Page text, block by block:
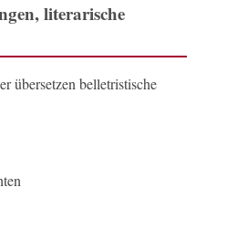
literarische
übersetzen belletristische